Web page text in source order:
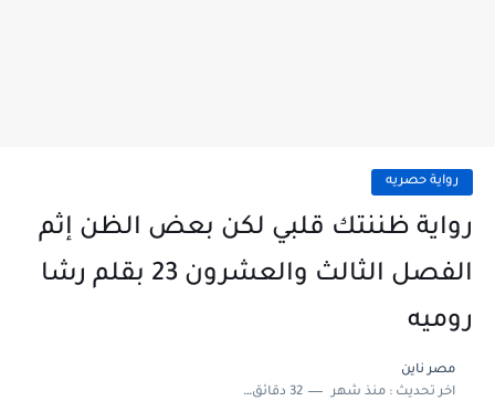
رواية حصريه
رواية ظننتك قلبي لكن بعض الظن إثم
الفصل الثالث والعشرون 23 بقلم رشا
روميه
مصر ناين
اخر تحديث :منذ شهر 32 دقائق للقراءة